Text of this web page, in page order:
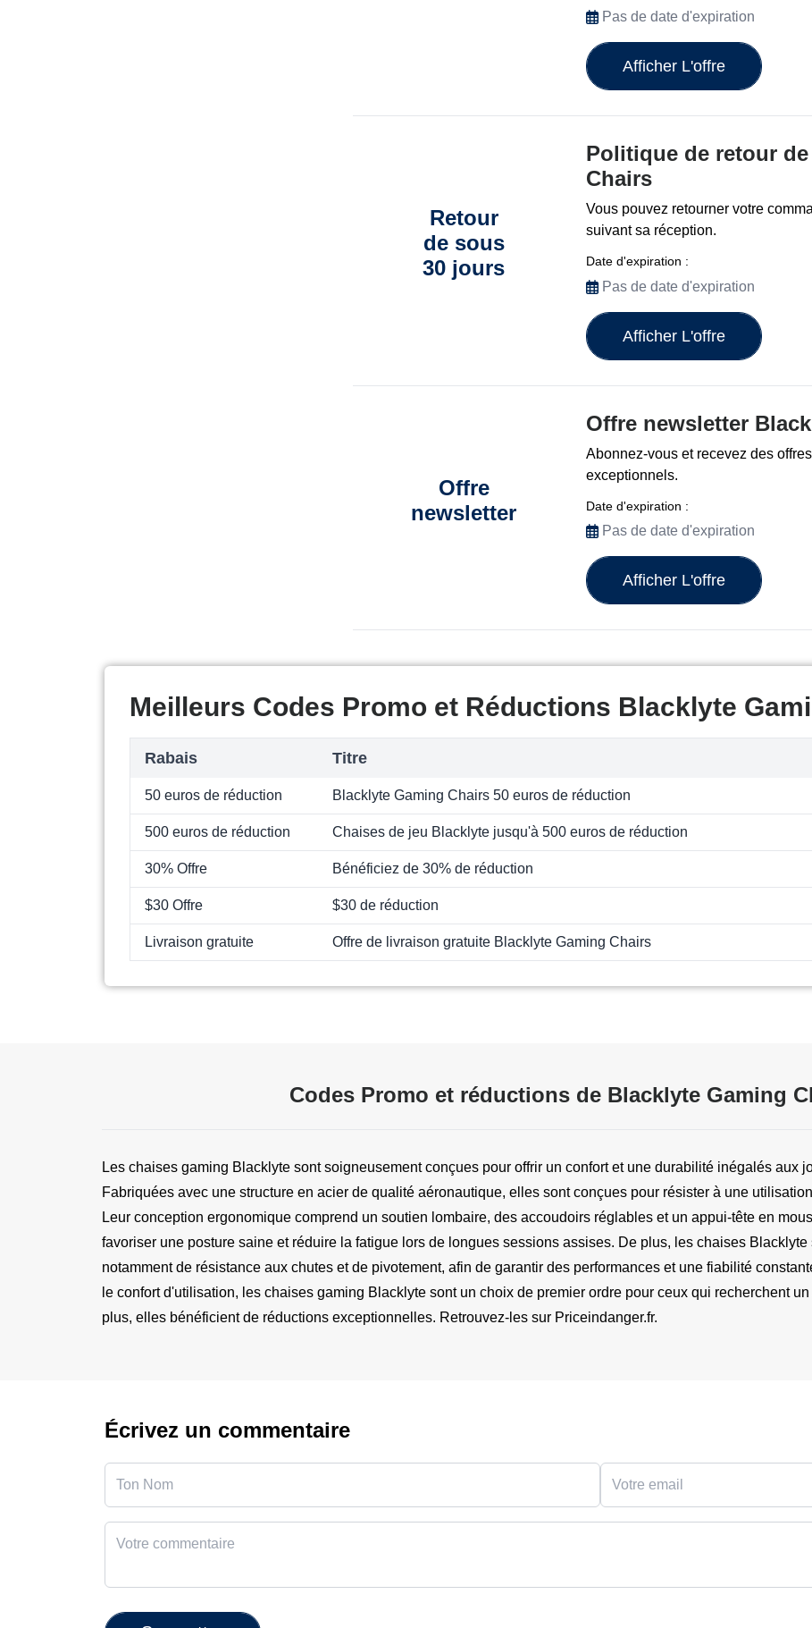
Pas de date d'expiration
Afficher L'offre
Retour
de sous
30 jours
Politique de retour
Chairs
Vous pouvez retourner votre
suivant sa réception.
Date d'expiration :
Pas de date d'expiration
Afficher L'offre
Offre
newsletter
Offre newsletter
Abonnez-vous et recevez des
exceptionnels.
Date d'expiration :
Pas de date d'expiration
Afficher L'offre
Meilleurs Codes Promo et Réductions Blacklyte
Rabais Titre
50 euros de réduction Blacklyte Gaming Chairs 50 euros de réduction
500 euros de réduction Chaises de jeu Blacklyte jusqu'à 500 euros de réduction
30% Offre Bénéficiez de 30% de réduction
$30 Offre $30 de réduction
Livraison gratuite Offre de livraison gratuite Blacklyte Gaming Chairs
Codes Promo et réductions de Blacklyte Gaming
Les chaises gaming Blacklyte sont soigneusement conçues pour offrir un confort et une durabilité inégalés aux
Fabriquées avec une structure en acier de qualité aéronautique, elles sont conçues pour résister à une
Leur conception ergonomique comprend un soutien lombaire, des accoudoirs réglables et un appui-tête en
favoriser une posture saine et réduire la fatigue lors de longues sessions assises. De plus, les chaises
notamment de résistance aux chutes et de pivotement, afin de garantir des performances et une fiabilité
le confort d'utilisation, les chaises gaming Blacklyte sont un choix de premier ordre pour ceux qui recherchent
plus, elles bénéficient de réductions exceptionnelles. Retrouvez-les sur Priceindanger.fr.
Écrivez un commentaire